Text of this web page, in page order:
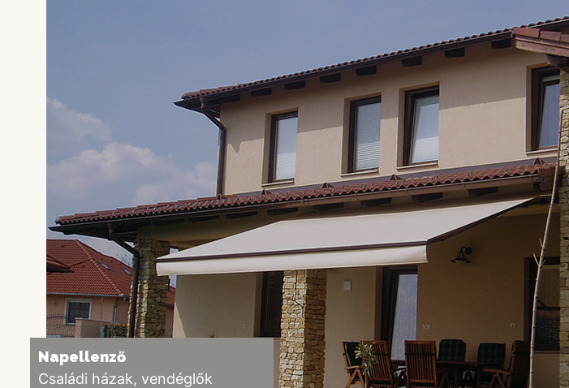
Napellenző
Családi házak, vendéglők